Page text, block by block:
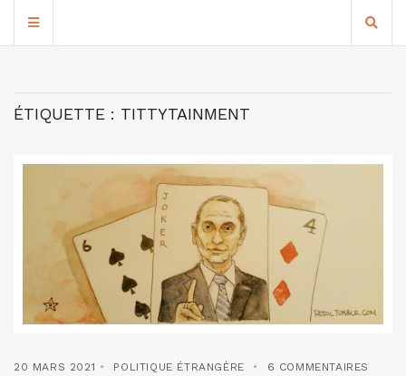
ÉTIQUETTE : TITTYTAINMENT
20 MARS 2021 POLITIQUE ÉTRANGÈRE 6 COMMENTAIRES